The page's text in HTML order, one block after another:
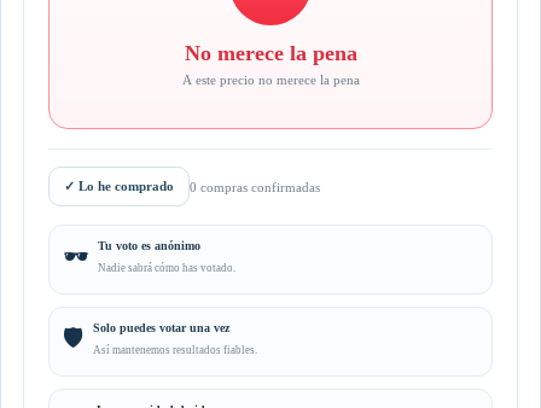
No merece la pena
A este precio no merece la pena
✓ Lo he comprado 0 compras confirmadas
🕶️ Tu voto es anónimo
Nadie sabrá cómo has votado.
🛡️ Solo puedes votar una vez
Así mantenemos resultados fiables.